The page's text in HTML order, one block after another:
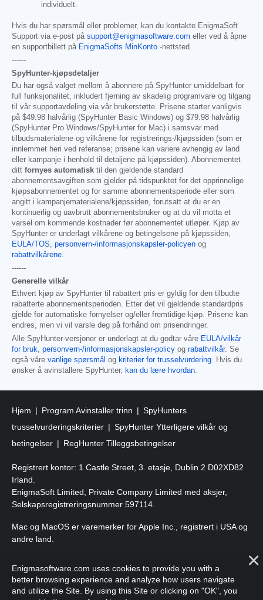
individuelt.
Hvis du har spørsmål eller problemer, kan du kontakte EnigmaSoft
Support via e-post på support@enigmasoftware.com eller ved å åpne
en supportbillett på EnigmaSofts MinKonto -nettsted.
------
SpyHunter-kjøpsdetaljer
Du har også valget mellom å abonnere på SpyHunter umiddelbart for
full funksjonalitet, inkludert fjerning av skadelig programvare og tilgang
til vår supportavdeling via vår brukerstøtte. Prisene starter vanligvis
på $49.98 halvårlig (SpyHunter Basic Windows) og $79.98 halvårlig
(SpyHunter Pro Windows/SpyHunter for Mac) i samsvar med
tilbudsmaterialene og vilkårene for registrerings-/kjøpssiden (som er
innlemmet heri ved referanse; prisene kan variere avhengig av land
eller kampanje i henhold til detaljene på kjøpssiden). Abonnementet
ditt fornyes automatisk til den gjeldende standard
abonnementsavgiften som gjelder på tidspunktet for det opprinnelige
kjøpsabonnementet og for samme abonnementsperiode eller som
angitt i kampanjematerialene/kjøpssiden, forutsatt at du er en
kontinuerlig og uavbrutt abonnementsbruker og at du vil motta et
varsel om kommende kostnader før abonnementet utløper. Kjøp av
SpyHunter er underlagt vilkårene og betingelsene på kjøpssiden,
EULA/TOS, personvern-/informasjonskapsler-policyen og
rabattvilkårene.
------
Generelle vilkår
Ethvert kjøp av SpyHunter til rabattert pris er gyldig for den tilbudte
rabatterte abonnementsperioden. Etter det vil gjeldende standardpris
gjelde for automatiske fornyelser og/eller fremtidige kjøp. Prisene kan
endres, men vi vil varsle deg på forhånd om prisendringer.
Alle SpyHunter-versjoner er underlagt at du godtar våre EULA/vilkår
for bruk, personvern-/informasjonskapsler-policy og rabattvilkår. Se
også våre vanlige spørsmål og kriterier for trusselvurdering. Hvis du
ønsker å avinstallere SpyHunter, kan du lære hvordan.
Hjem Program Avinstaller trinn
SpyHunters
trusselvurderingskriterier
SpyHunter Ytterligere vilkår og
betingelser
RegHunter Tilleggsbetingelser
Registrert kontor: 1 Castle Street, 3. etasje, Dublin 2 D02XD82
Irland.
EnigmaSoft Limited, Private Company Limited med aksjer,
Selskapsregistreringsnummer 597114.
Mac og MacOS er varemerker for Apple Inc., registrert i USA og
andre land.
forbeholdt.
Enigmasoftware.com uses cookies to provide you with a
better browsing experience and analyze how users navigate
and utilize the Site. By using this Site or clicking on "OK", you